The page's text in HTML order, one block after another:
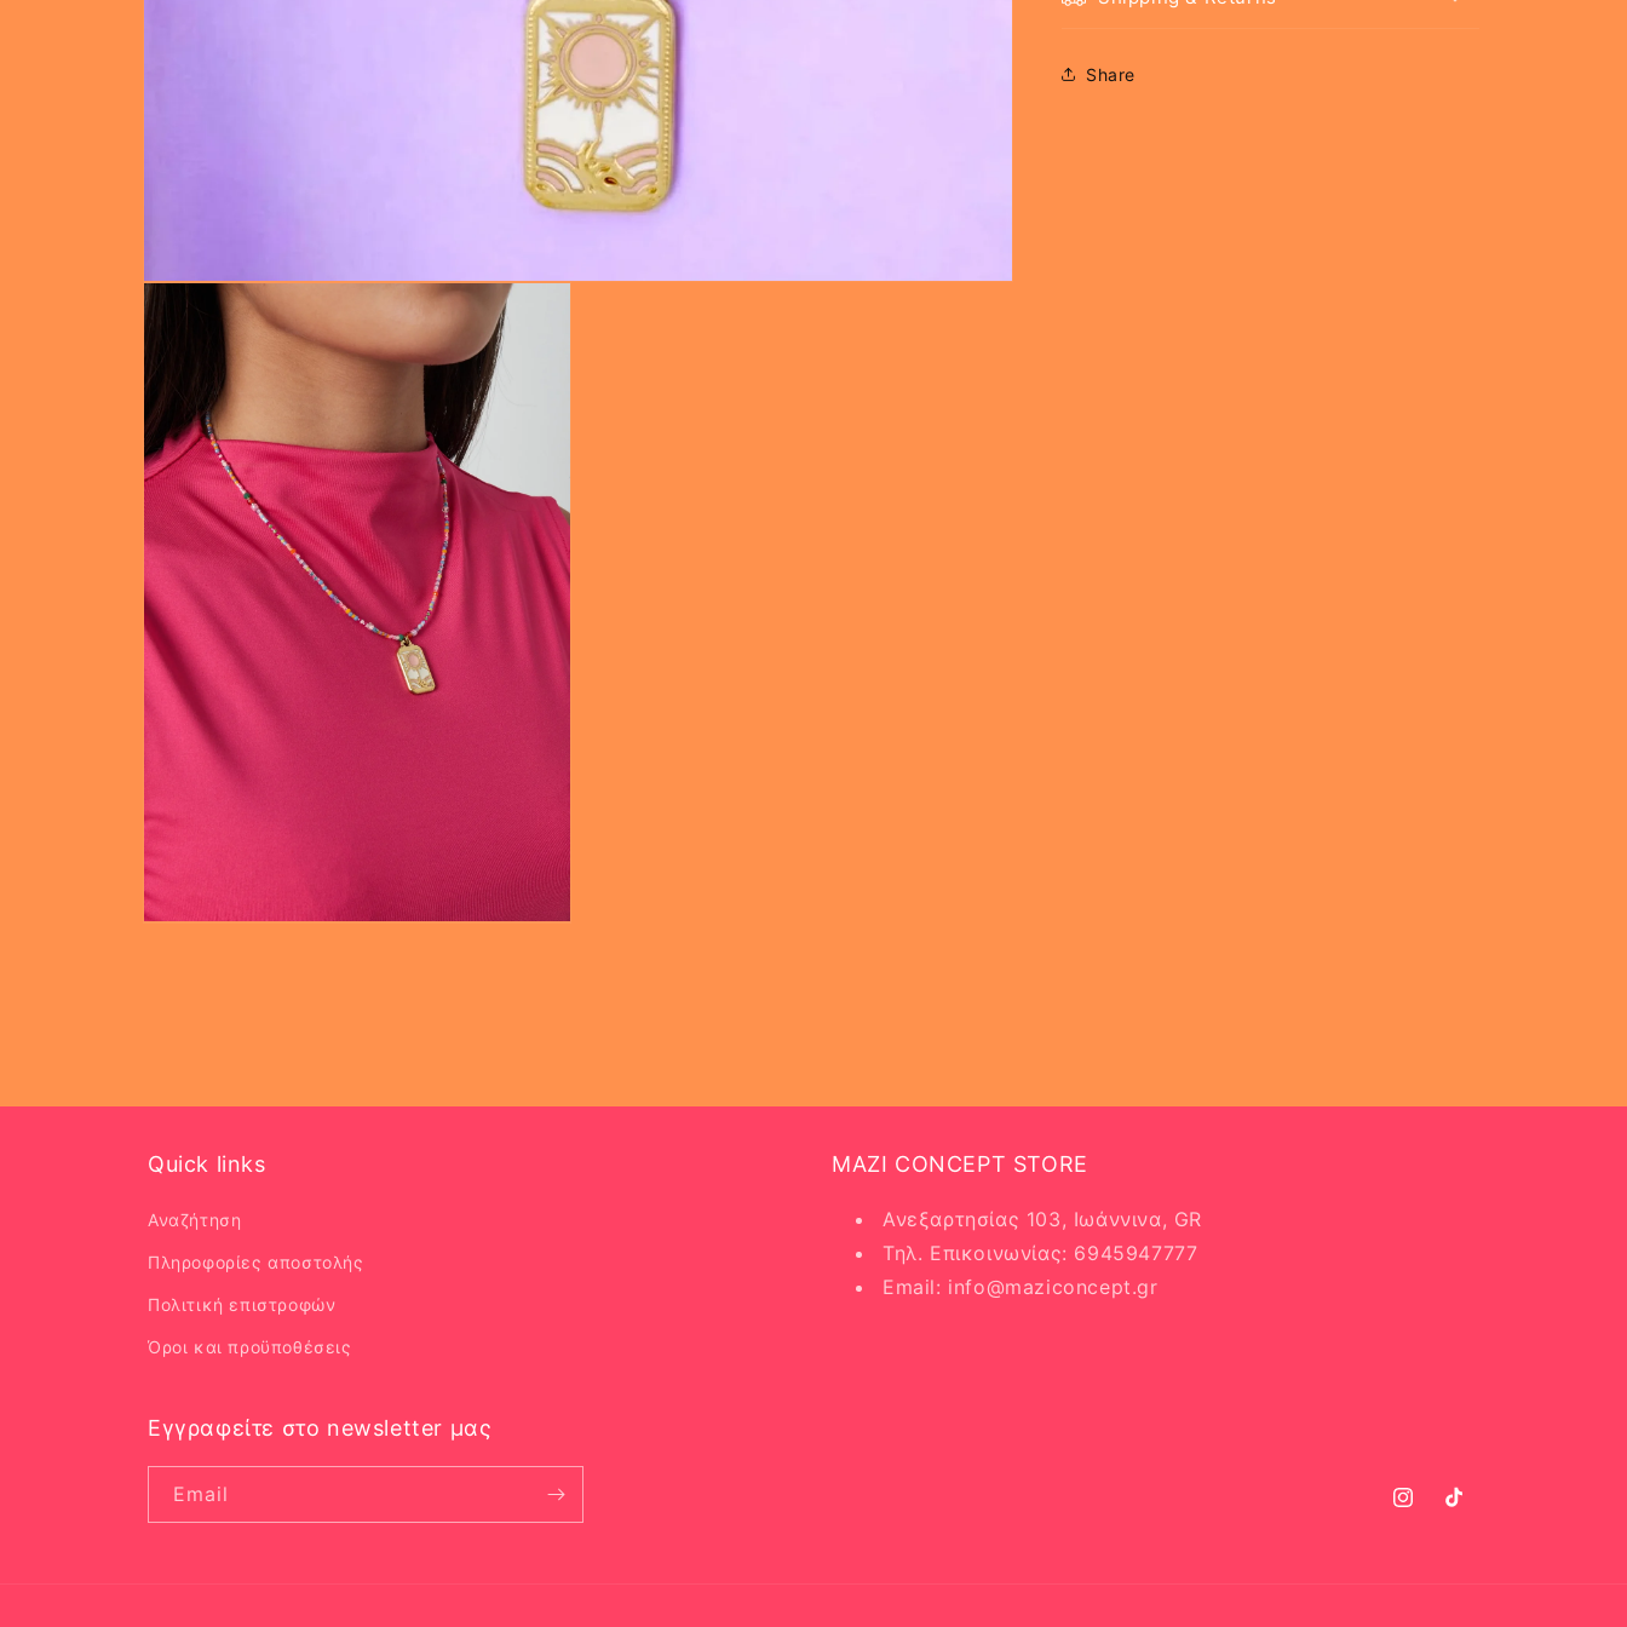
Share
Quick links
Αναζήτηση
Πληροφορίες αποστολής
Πολιτική επιστροφών
Όροι και προϋποθέσεις
MAZI CONCEPT STORE
Ανεξαρτησίας 103, Ιωάννινα, GR
Τηλ. Επικοινωνίας: 6945947777
Email: info@maziconcept.gr
Εγγραφείτε στο newsletter μας
Email
InstagramTikTok